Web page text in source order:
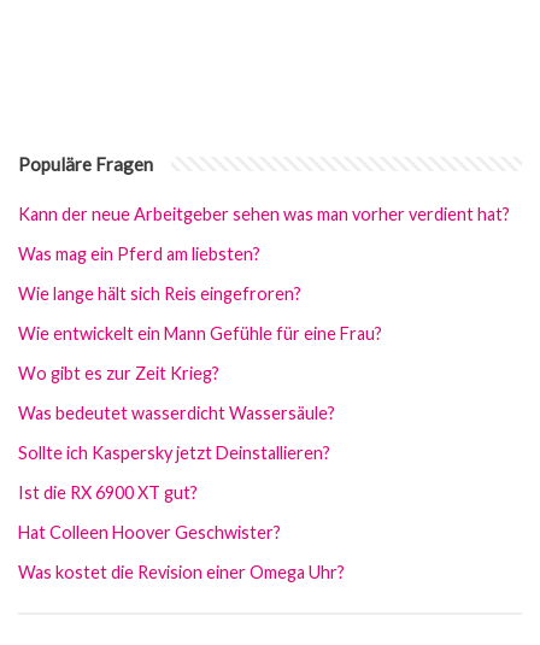
Populäre Fragen
Kann der neue Arbeitgeber sehen was man vorher verdient hat?
Was mag ein Pferd am liebsten?
Wie lange hält sich Reis eingefroren?
Wie entwickelt ein Mann Gefühle für eine Frau?
Wo gibt es zur Zeit Krieg?
Was bedeutet wasserdicht Wassersäule?
Sollte ich Kaspersky jetzt Deinstallieren?
Ist die RX 6900 XT gut?
Hat Colleen Hoover Geschwister?
Was kostet die Revision einer Omega Uhr?